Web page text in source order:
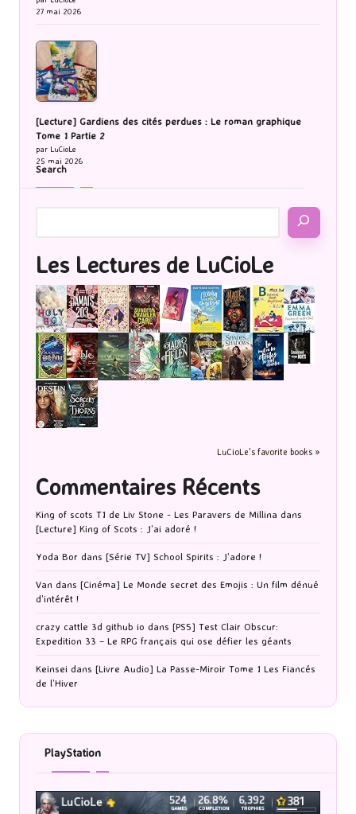
27 mai 2026
[Lecture] Gardiens des cités perdues : Le roman graphique
Tome 1 Partie 2
par LuCioLe
25 mai 2026
Search
Les Lectures de LuCioLe
LuCioLe's favorite books »
Commentaires Récents
King of scots T1 de Liv Stone - Les Paravers de Millina dans
[Lecture] King of Scots : J’ai adoré !
Yoda Bor dans [Série TV] School Spirits : J’adore !
Van dans [Cinéma] Le Monde secret des Emojis : Un film dénué
d’intérêt !
crazy cattle 3d github io dans [PS5] Test Clair Obscur:
Expedition 33 – Le RPG français qui ose défier les géants
Keinsei dans [Livre Audio] La Passe-Miroir Tome 1 Les Fiancés
de l’Hiver
PlayStation